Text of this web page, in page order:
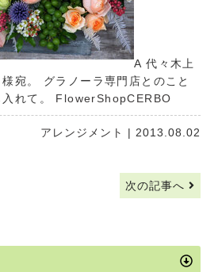
A 代々木上
宛。 グラノーラ専門店とのこと
れて。 FlowerShopCERBO
アレンジメント | 2013.08.02
次の記事へ